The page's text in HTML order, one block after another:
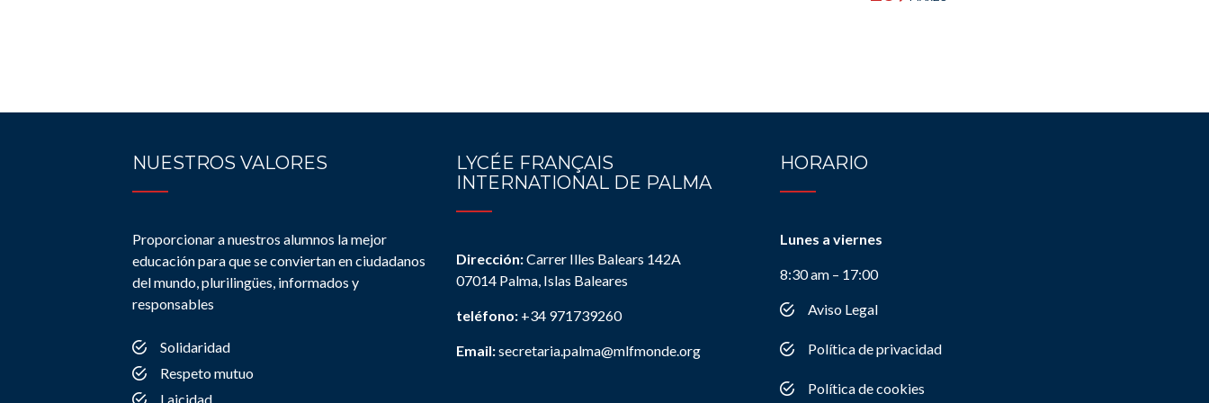
NUESTROS VALORES
Proporcionar a nuestros alumnos la mejor
educación para que se conviertan en ciudadanos
del mundo, plurilingües, informados y
responsables
Solidaridad
Respeto mutuo
Laicidad
LYCÉE FRANÇAIS
INTERNATIONAL DE PALMA
Dirección:Carrer Illes Balears 142A
07014 Palma, Islas Baleares
teléfono: +34 971739260
Email:secretaria.palma@mlfmonde.org
HORARIO
Lunes a viernes
8:30 am – 17:00
Aviso Legal
Política de privacidad
Política de cookies